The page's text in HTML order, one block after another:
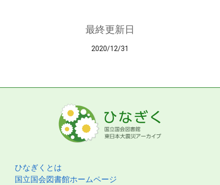
最終更新日
2020/12/31
ひなぎくとは
国立国会図書館ホームページ